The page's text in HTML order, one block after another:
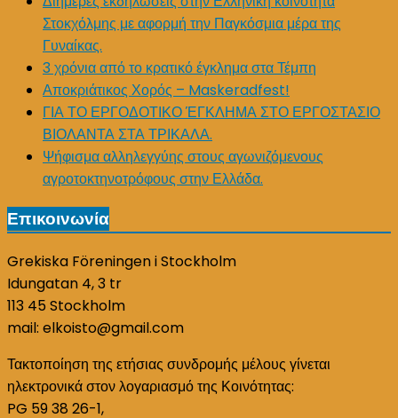
Στοκχόλμης με αφορμή την Παγκόσμια μέρα της
Γυναίκας.
3 χρόνια από το κρατικό έγκλημα στα Τέμπη
Αποκριάτικος Χορός – Maskeradfest!
ΓΙΑ ΤΟ ΕΡΓΟΔΟΤΙΚΟ ΈΓΚΛΗΜΑ ΣΤΟ ΕΡΓΟΣΤΑΣΙΟ
ΒΙΟΛΑΝΤΑ ΣΤΑ ΤΡΙΚΑΛΑ.
Ψήφισμα αλληλεγγύης στους αγωνιζόμενους
αγροτοκτηνοτρόφους στην Ελλάδα.
Επικοινωνία
Grekiska Föreningen i Stockholm
Idungatan 4, 3 tr
113 45 Stockholm
mail: elkoisto@gmail.com
Τακτοποίηση της ετήσιας συνδρομής μέλους γίνεται
ηλεκτρονικά στον λογαριασμό της Κοινότητας:
PG 59 38 26-1,